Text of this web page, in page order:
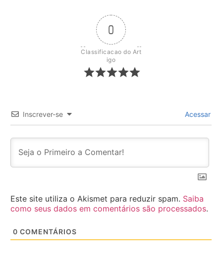
0
Classificacao do Art
igo
Inscrever-se Acessar
Este site utiliza o Akismet para reduzir spam. Saiba
como seus dados em comentários são processados.
0 COMENTÁRIOS